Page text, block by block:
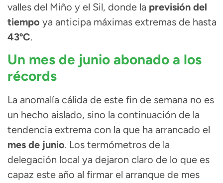
valles del Miño y el Sil, donde la previsión del
tiempo ya anticipa máximas extremas de hasta
43ºC.
Un mes de junio abonado a los
récords
La anomalía cálida de este fin de semana no es
un hecho aislado, sino la continuación de la
tendencia extrema con la que ha arrancado el
mes de junio. Los termómetros de la
delegación local ya dejaron claro de lo que es
capaz este año al firmar el arranque de mes